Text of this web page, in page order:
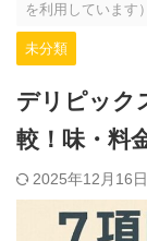
を利用しています
未分類
デリピック
較！味・料
2025年12月16日